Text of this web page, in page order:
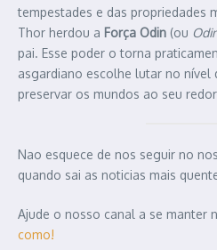
tempestades e das propriedades
Thor herdou a Força Odin (ou
pai. Esse poder o torna
asgardiano escolhe lutar no nível
preservar os mundos ao seu
Nao esquece de nos seguir no
quando sai as noticias mais
Ajude o nosso canal a se manter
como!